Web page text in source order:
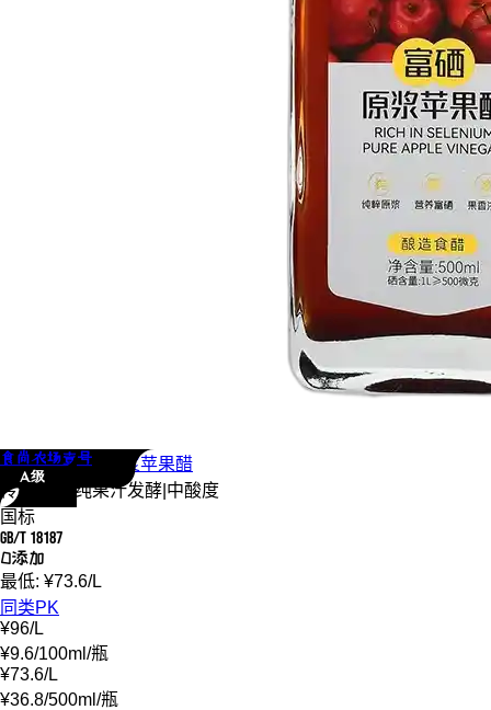
食尚农场壹号
A级
食尚农场壹号 原浆苹果醋
传统发酵
纯果汁发酵 中酸度
国标
GB/T 18187
0添加
最低: ¥73.6/L
同类PK
¥96/L
¥9.6/100ml /瓶
¥73.6/L
¥36.8/500ml /瓶